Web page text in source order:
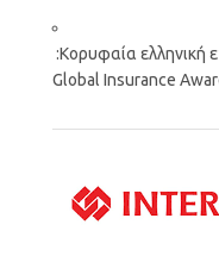
:Κορυφαία ελληνική
Global Insurance